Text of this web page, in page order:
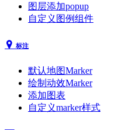
图层添加popup
自定义图例组件
标注
默认地图Marker
绘制动效Marker
添加图表
自定义marker样式